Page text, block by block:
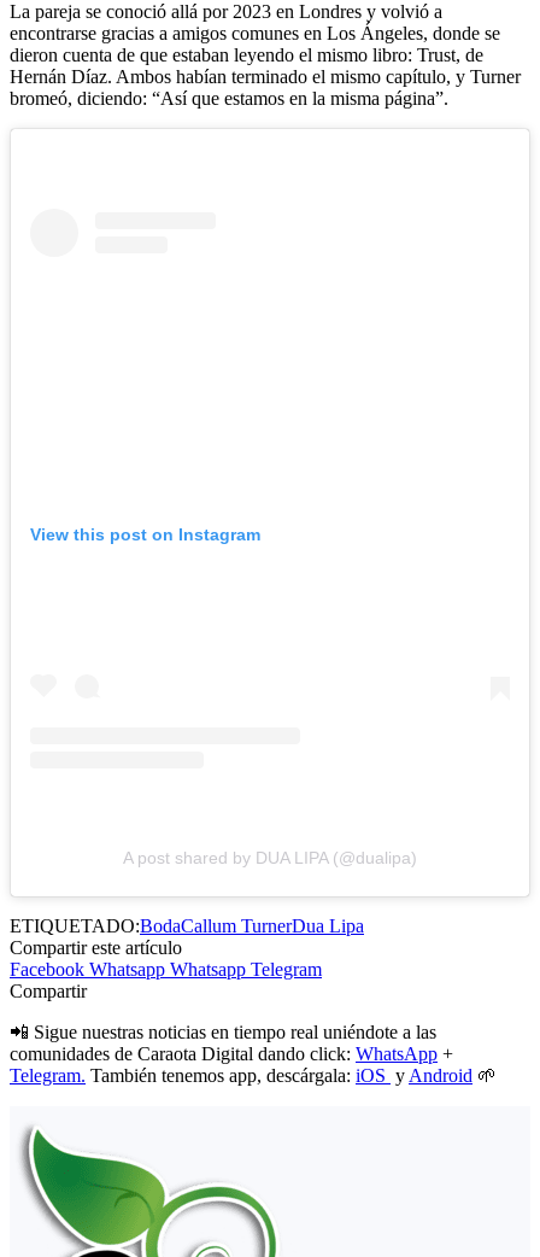
La pareja se conoció allá por 2023 en Londres y volvió a
encontrarse gracias a amigos comunes en Los Ángeles, donde se
dieron cuenta de que estaban leyendo el mismo libro: Trust, de
Hernán Díaz. Ambos habían terminado el mismo capítulo, y Turner
bromeó, diciendo: “Así que estamos en la misma página”.
View this post on Instagram
A post shared by DUA LIPA (@dualipa)
ETIQUETADO:BodaCallum TurnerDua Lipa
Compartir este artículo
Facebook Whatsapp Whatsapp Telegram
Compartir
📲 Sigue nuestras noticias en tiempo real uniéndote a las
comunidades de Caraota Digital dando click: WhatsApp +
Telegram. También tenemos app, descárgala: iOS y Android 🌱